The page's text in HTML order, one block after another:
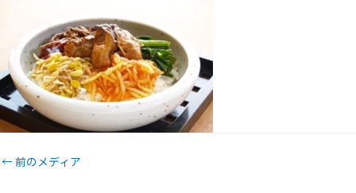
←前のメディア